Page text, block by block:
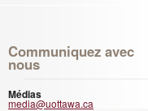
Communiquez avec
nous
Médias
media@uottawa.ca